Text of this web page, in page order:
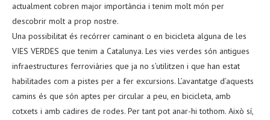
actualment cobren major importància i tenim molt món per
descobrir molt a prop nostre.
Una possibilitat és recórrer caminant o en bicicleta alguna de les
VIES VERDES que tenim a Catalunya. Les vies verdes són antigues
infraestructures ferroviàries que ja no s’utilitzen i que han estat
habilitades com a pistes per a fer excursions. L’avantatge d’aquests
camins és que són aptes per circular a peu, en bicicleta, amb
cotxets i amb cadires de rodes. Per tant pot anar-hi tothom. Això sí,